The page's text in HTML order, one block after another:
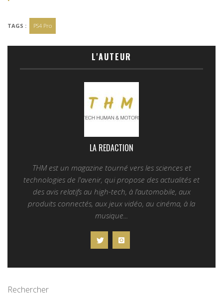
TAGS : PS4 Pro
L'AUTEUR
LA REDACTION
THM est un magazine tourné vers les sciences et
technologies de l'avenir, qui propose des actualités et
des avis relatifs au high-tech, à l’automobile, aux
produits connectés, aux jeux vidéo, au cinéma, à la
musique...
Rechercher